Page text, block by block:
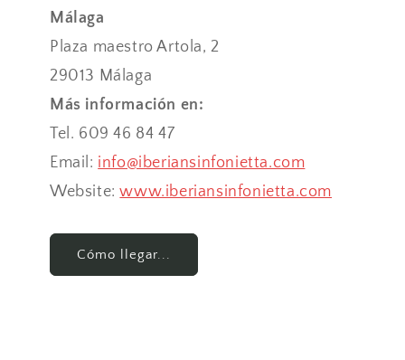
Málaga
Plaza maestro Artola, 2
29013 Málaga
Más información en:
Tel. 609 46 84 47
Email: info@iberiansinfonietta.com
Website:www.iberiansinfonietta.com
Cómo llegar...